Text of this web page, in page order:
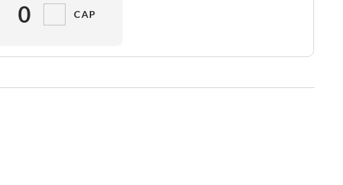
0 CAP